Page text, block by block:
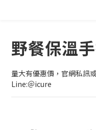
野餐保溫
量大有優惠價，官網私訊
Line:＠icure